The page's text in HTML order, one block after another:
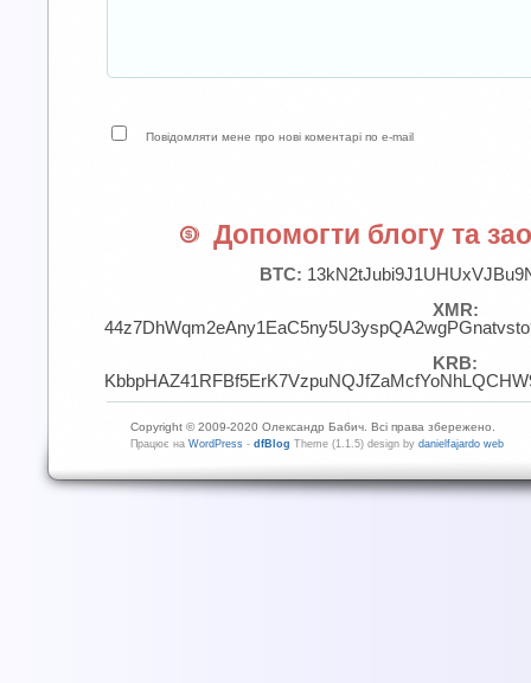
Повідомляти мене про нові коментарі по e-mail
Допомогти блогу та
BTC:
XMR:
KRB:
Copyright © 2009-2020 Олександр Бабич. Всі права збережено.
Працює на WordPress - dfBlog Theme (1.1.5) design by danielfajardo web